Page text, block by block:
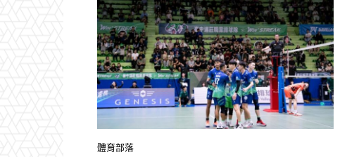
體育部落